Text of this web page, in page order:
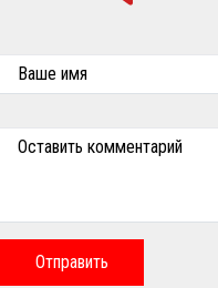
Ваше имя
Оставить комментарий
Отправить